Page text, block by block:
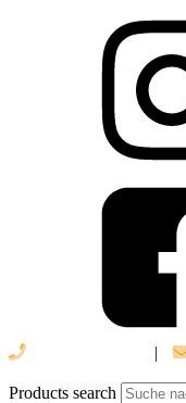
|
Products search